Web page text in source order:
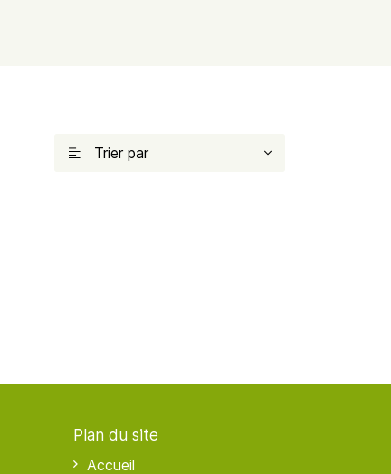
 Trier par
Plan du site
Accueil